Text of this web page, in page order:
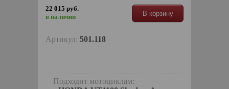
22 015 руб.
в наличии
В корзину
Артикул: 501.118
Подходит мотоциклам: